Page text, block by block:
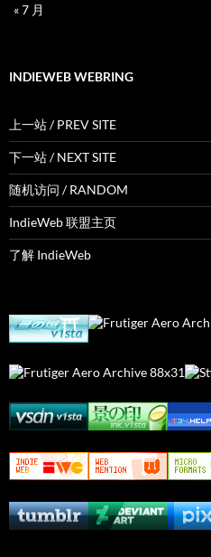
« 7 月
INDIEWEB WEBRING
上一站 / PREV SITE
下一站 / NEXT SITE
随机访问 / RANDOM
IndieWeb 联盟主页
了解 IndieWeb